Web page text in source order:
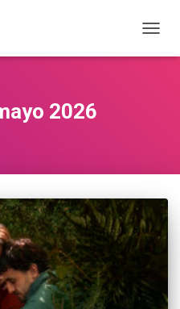
MODO
2026